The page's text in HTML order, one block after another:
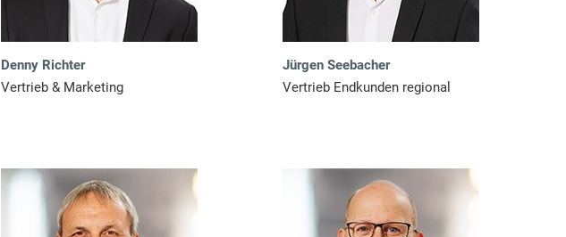
Denny Richter
Vertrieb & Marketing
Jürgen Seebacher
Vertrieb Endkunden regional